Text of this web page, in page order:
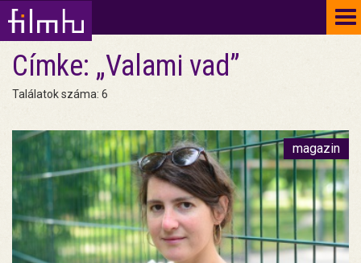
Címke: „Valami vad”
Találatok száma: 6
magazin